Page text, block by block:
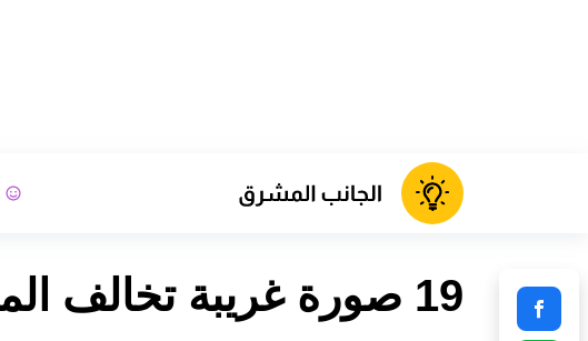
19 صورة غريبة تخالف المنطق تماماً